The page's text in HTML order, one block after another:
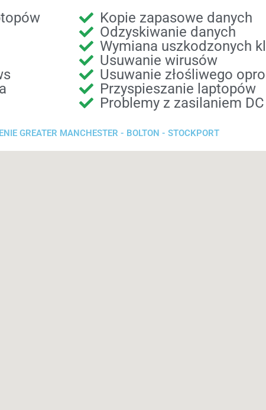
Kopie zapasowe danych
Odzyskiwanie danych
Wymiana uszkodzonych
Usuwanie wirusów
Usuwanie złośliwego
Przyspieszanie laptopów
Problemy z zasilaniem
GREATER MANCHESTER - BOLTON - STOCKPORT